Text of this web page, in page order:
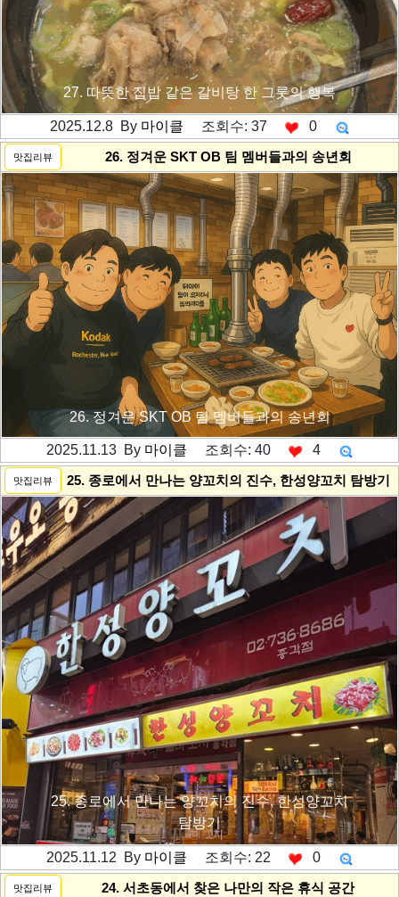
27. 따뜻한 집밥 같은 갈비탕 한 그릇의 행복
2025.12.8 By 마이클 조회수: 37 0
맛집리뷰 26. 정겨운 SKT OB 팀 멤버들과의 송년회
26. 정겨운 SKT OB 팀 멤버들과의 송년회
2025.11.13 By 마이클 조회수: 40 4
맛집리뷰 25. 종로에서 만나는 양꼬치의 진수, 한성양꼬치 탐방기
25. 종로에서 만나는 양꼬치의 진수, 한성양꼬치
탐방기
2025.11.12 By 마이클 조회수: 22 0
맛집리뷰 24. 서초동에서 찾은 나만의 작은 휴식 공간